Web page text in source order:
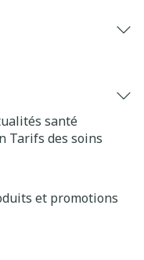
santé
Tarifs des soins
et promotions